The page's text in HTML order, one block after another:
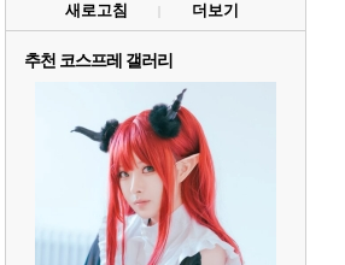
새로고침 더보기
추천 코스프레 갤러리